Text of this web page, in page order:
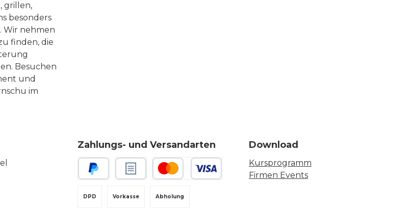
grillen,
besonders
Wir nehmen
finden, die
Besuchen
und
im
Zahlungs- und Versandarten
Vorkasse
DPD Abholung
Download
Kursprogramm
Firmen Events